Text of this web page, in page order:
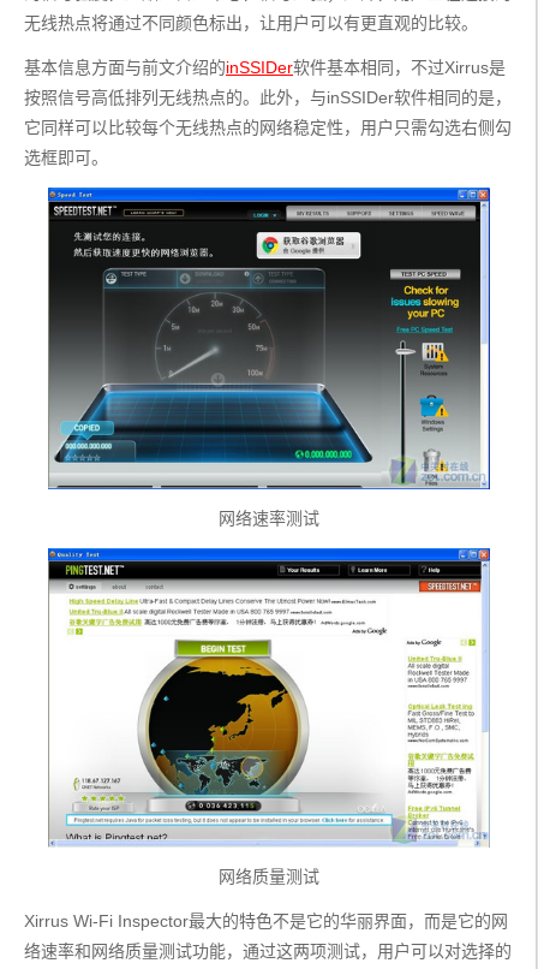
无线热点将通过不同颜色标出，让用户可以有更直观的比较。
基本信息方面与前文介绍的inSSIDer软件基本相同，不过Xirrus是
按照信号高低排列无线热点的。此外，与inSSIDer软件相同的是，
它同样可以比较每个无线热点的网络稳定性，用户只需勾选右侧勾
选框即可。
网络速率测试
网络质量测试
Xirrus Wi-Fi Inspector最大的特色不是它的华丽界面，而是它的网
络速率和网络质量测试功能，通过这两项测试，用户可以对选择的